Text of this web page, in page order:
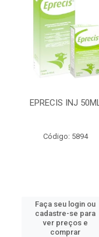
EPRECIS INJ 50ML
Código: 5894
Faça seu login ou
cadastre-se para
ver preços e
comprar